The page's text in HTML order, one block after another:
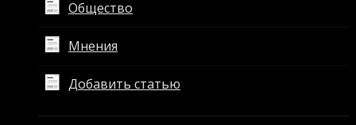
Общество
Мнения
Добавить статью